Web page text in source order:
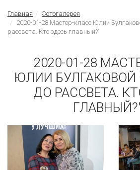
Главная
Фотогалерея
2020-01-28 Мастер-класс Юлии
рассвета. Кто здесь главный?"
2020-01-28
ЮЛИИ БУЛГАКОВОЙ
ДО РАССВЕТА.